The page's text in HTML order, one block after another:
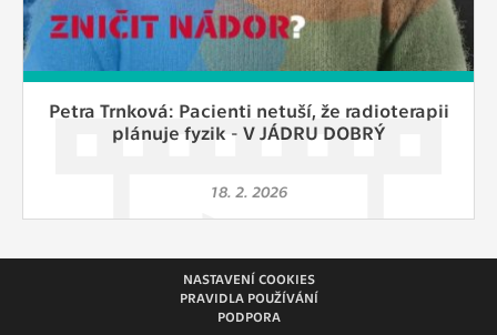
Petra Trnková: Pacienti netuší, že radioterapii
plánuje fyzik - V JÁDRU DOBRÝ
18. 2. 2026
NASTAVENÍ COOKIES
PRAVIDLA POUŽÍVÁNÍ
PODPORA